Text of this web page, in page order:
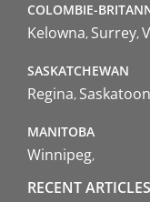
COLOMBIE-
Kelowna Surrey
SASKATCHEWAN
Regina Saskatoon
MANITOBA
Winnipeg
RECENT ARTICLES